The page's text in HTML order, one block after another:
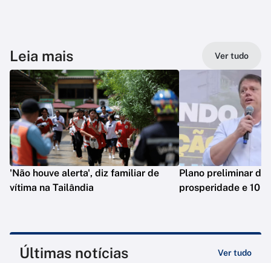
Leia mais Ver tudo
'Não houve alerta', diz familiar de
vítima na Tailândia
Plano preliminar de
prosperidade e 10
Últimas notícias Ver tudo